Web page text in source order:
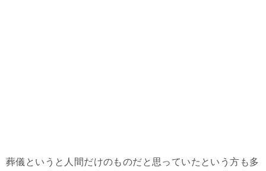
葬儀というと人間だけのものだと思っていたという方も多